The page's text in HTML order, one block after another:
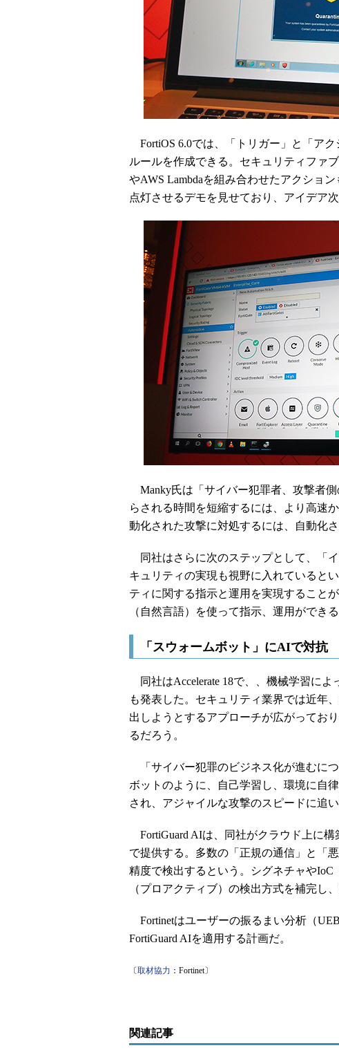
FortiOS 6.0では、「トリガー」と「ア
ルールを作成できる。セキュリティファ
やAWS Lambdaを組み合わせたアクショ
点灯させるデモを見せており、アイデア
Manky氏は「サイバー犯罪者、攻撃者
らされる時間を短縮するには、より高速
動化された攻撃に対処するには、自動化
同社はさらに次のステップとして、「
キュリティの実現も視野に入れていると
ティに関する指示と運用を実現すること
（自然言語）を使って指示、運用ができ
「スウォームボット」にAIで対抗
同社はAccelerate 18で、、機械学習によ
も発表した。セキュリティ業界では近年
出しようとするアプローチが広がってお
るだろう。
「サイバー犯罪のビジネス化が進むに
ボットのように、自己学習し、環境に自
され、アジャイルな攻撃のスピードに追
FortiGuard AIは、同社がクラウド上に
で提供する。多数の「正規の通信」と「
精度で検出するという。シグネチャやIoC
（プロアクティブ）の検出方式を補完し
Fortinetはユーザーの振るまい分析（
FortiGuard AIを適用する計画だ。
〔取材協力 ：Fortinet〕
関連記事